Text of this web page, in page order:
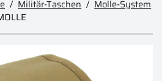
Militär-Taschen
Molle-System